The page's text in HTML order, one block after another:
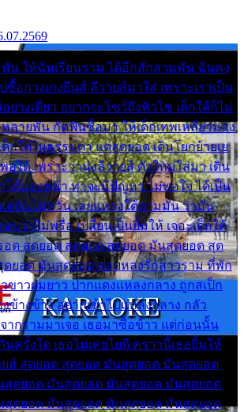
พัน ให้ฉันเรียนราม ได้อีกสักสามพัน ฉันคง
ซื้อกางเกงยีนส์ ลีวายส์มาใส่ เพราะเราเป็น
อย่างเดียว อยากจะโชว์ถึงหิวโซ เด็กใต้ก็ไม่
ลายพัน กัดฟันซื้อมา ให้เด็กเทพเหลียวมอง
ด็กใต้ไม่ธรรมดา แต่สุดยอด เดินโยกย้ายเย
อได้ เพราะว่านุ่งลีวายส์ ตัวใหม่ใส่มา เดิน
โก๊มองหน้า ท่าจะมีปัญหา ไม่พอใจ ได้เป็น
ต่ฉันไม่หวั่น เลยแหลงใต้ถามมัน ว่ามัน
บว่าไม่พรื่อ เปลี่ยนเป็นยิ้มให้ เจอะเด็กใต้
อด สุดยอด สุดยอด สุดยอด มันสุดยอด สุด
ดยอด มันสุดยอด แอบหลงรักสาวราม ที่พัก
วขาวผมยาว ปากแดงแหลงกลาง ถูกสเป็ก
งข้างข้าง อยากเข้าไปแหลงกลาง กลัว
ากรามมาเจอ เธอมาซื้อข้าว แต่ก่อนนั้น
นครั้งใด เธอไม่เคยไยดี คราวนี้เธอยิ้มให้
ยส์ สุดยอด สุดยอด มันสุดยอด มันสุดยอด
สุดยอด มันสุดยอด มันสุดยอด มันสุดยอด
ดยอด มันสุดยอด มันสุดยอด มันสุดยอด